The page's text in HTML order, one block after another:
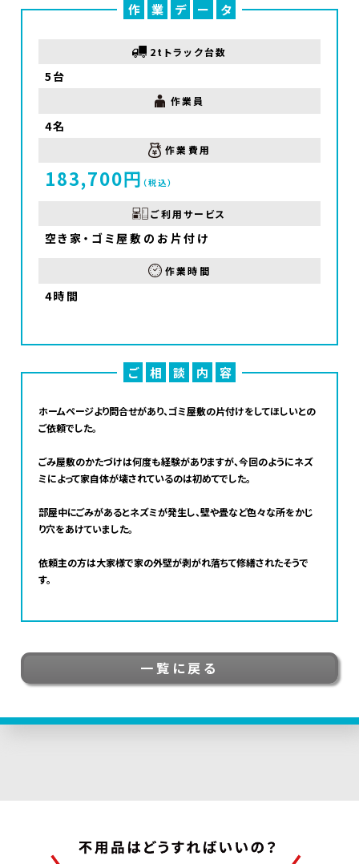
作 業 デ ー タ
2tトラック台数
5台
作業員
4名
作業費用
183,700円 （税込）
ご利用サービス
空き家・ゴミ屋敷のお片付け
作業時間
4時間
ご 相 談 内 容
ホームページより問合せがあり、ゴミ屋敷の片付けをしてほしいとの
ご依頼でした。
ごみ屋敷のかたづけは何度も経験がありますが、今回のようにネズ
ミによって家自体が壊されているのは初めてでした。
部屋中にごみがあるとネズミが発生し、壁や畳など色々な所をかじ
り穴をあけていました。
依頼主の方は大家様で家の外壁が剥がれ落ちて修繕されたそうで
す。
一覧に戻る